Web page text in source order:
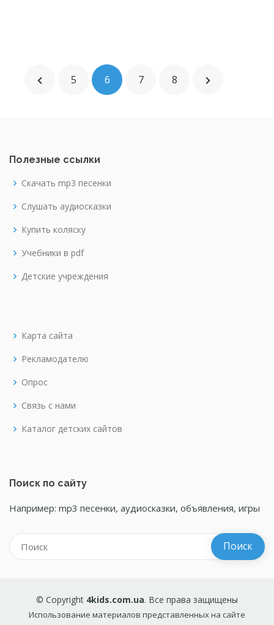
5 6 7 8
Полезные ссылки
Скачать mp3 песенки
Слушать аудиосказки
Купить коляску
Учебники в pdf
Детские учреждения
Карта сайта
Рекламодателю
Опрос
Связь с нами
Каталог детских сайтов
Поиск по сайту
Например: mp3 песенки, аудиосказки, объявления, игры
© Copyright 4kids.com.ua. Все права защищены
Использование материалов представленных на сайте